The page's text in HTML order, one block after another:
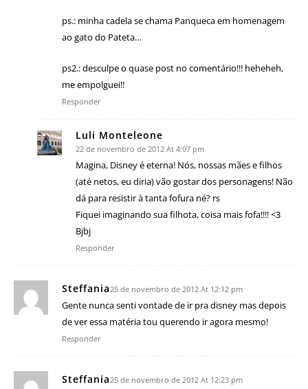
ps.: minha cadela se chama Panqueca em homenagem
ao gato do Pateta…
ps2.: desculpe o quase post no comentário!!! heheheh,
me empolguei!!
Responder
Luli Monteleone
22 de novembro de 2012 At 4:07 pm
Magina, Disney é eterna! Nós, nossas mães e filhos
(até netos, eu diria) vão gostar dos personagens! Não
dá para resistir à tanta fofura né? rs
Fiquei imaginando sua filhota, coisa mais fofa!!!! <3
Bjbj
Responder
Steffania25 de novembro de 2012 At 12:12 pm
Gente nunca senti vontade de ir pra disney mas depois
de ver essa matéria tou querendo ir agora mesmo!
Responder
Steffania25 de novembro de 2012 At 12:23 pm